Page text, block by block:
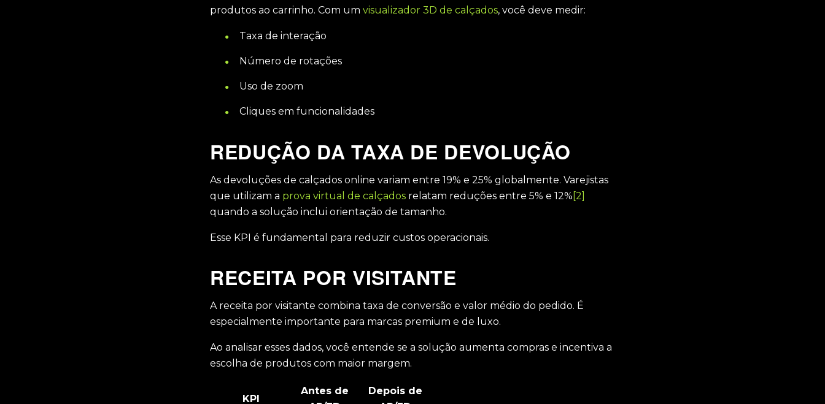
produtos ao carrinho. Com umvisualizador 3D de calçados, você deve medir:
Taxa de interação
Número de rotações
Uso de zoom
Cliques em funcionalidades
REDUÇÃO DA TAXA DE DEVOLUÇÃO
As devoluções de calçados online variam entre 19% e 25% globalmente. Varejistas
que utilizam a prova virtual de calçados relatam reduções entre 5% e 12% [2]
quando a solução inclui orientação de tamanho.
Esse KPI é fundamental para reduzir custos operacionais.
RECEITA POR VISITANTE
A receita por visitante combina taxa de conversão e valor médio do pedido. É
especialmente importante para marcas premium e de luxo.
Ao analisar esses dados, você entende se a solução aumenta compras e incentiva a
escolha de produtos com maior margem.
KPI
Antes de
Depois de